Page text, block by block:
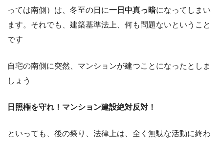
っては南側）は、冬至の日に一日中真っ暗になってしまい
ます。それでも、建築基準法上、何も問題ないということ
です
自宅の南側に突然、マンションが建つことになったとしま
しょう
日照権を守れ！マンション建設絶対反対！
といっても、後の祭り、法律上は、全く無駄な活動に終わ